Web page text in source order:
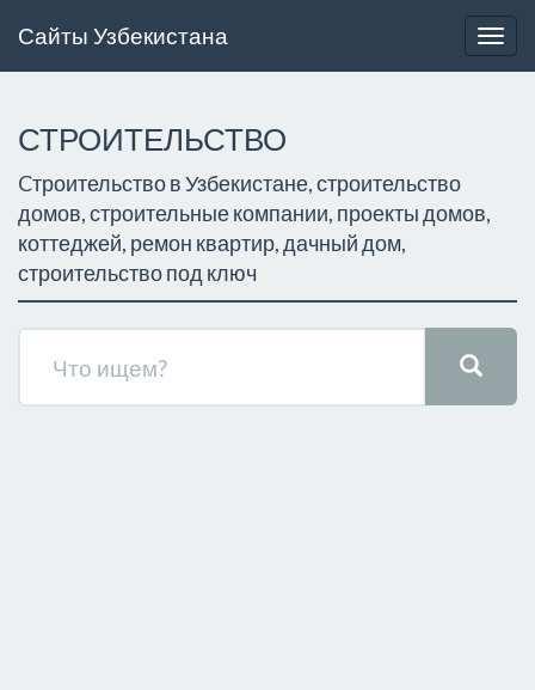
Сайты Узбекистана
СТРОИТЕЛЬСТВО
Cтроительство в Узбекистане, строительство
домов, строительные компании, проекты домов,
коттеджей, ремон квартир, дачный дом,
строительство под ключ